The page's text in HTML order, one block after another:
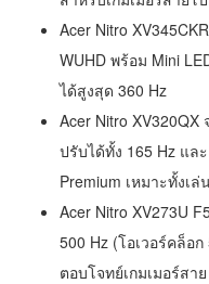
Acer Nitro
WUHD พร้อม Mini
ได้สูงสุด 360 Hz
Acer Nitro XV320QX
ปรับได้ทั้ง 165 Hz แล
Premium เหมาะทั้งเ
Acer Nitro XV273U
500 Hz (โอเวอร์คล็อ
ตอบโจทย์เกมเมอร์สา